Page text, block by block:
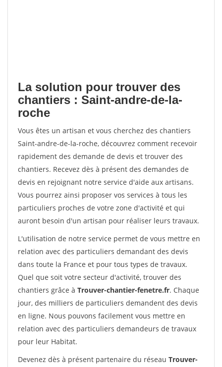
La solution pour trouver des
chantiers : Saint-andre-de-la-
roche
Vous êtes un artisan et vous cherchez des chantiers
Saint-andre-de-la-roche, découvrez comment recevoir
rapidement des demande de devis et trouver des
chantiers. Recevez dès à présent des demandes de
devis en rejoignant notre service d'aide aux artisans.
Vous pourrez ainsi proposer vos services à tous les
particuliers proches de votre zone d'activité et qui
auront besoin d'un artisan pour réaliser leurs travaux.
L'utilisation de notre service permet de vous mettre en
relation avec des particuliers demandant des devis
dans toute la France et pour tous types de travaux.
Quel que soit votre secteur d'activité, trouver des
chantiers grâce à Trouver-chantier-fenetre.fr. Chaque
jour, des milliers de particuliers demandent des devis
en ligne. Nous pouvons facilement vous mettre en
relation avec des particuliers demandeurs de travaux
pour leur Habitat.
Devenez dès à présent partenaire du réseau Trouver-